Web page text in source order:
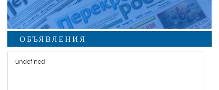
ОБЪЯВЛЕНИЯ
undefined